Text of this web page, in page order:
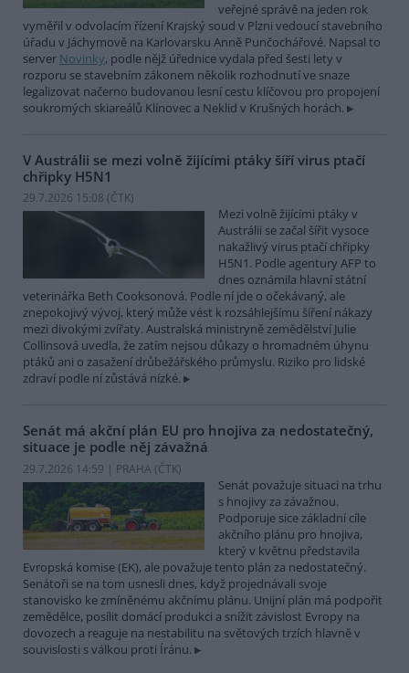
veřejné správě na jeden rok
vyměřil v odvolacím řízení Krajský soud v Plzni vedoucí stavebního
úřadu v Jáchymově na Karlovarsku Anně Punčochářové. Napsal to
server Novinky, podle nějž úřednice vydala před šesti lety v
rozporu se stavebním zákonem několik rozhodnutí ve snaze
legalizovat načerno budovanou lesní cestu klíčovou pro propojení
soukromých skiareálů Klínovec a Neklid v Krušných horách.
V Austrálii se mezi volně žijícími ptáky šíří virus ptačí
chřipky H5N1
29.7.2026 15:08 (ČTK)
Mezi volně žijícími ptáky v
Austrálii se začal šířit vysoce
nakažlivý virus ptačí chřipky
H5N1. Podle agentury AFP to
dnes oznámila hlavní státní
veterinářka Beth Cooksonová. Podle ní jde o očekávaný, ale
znepokojivý vývoj, který může vést k rozsáhlejšímu šíření nákazy
mezi divokými zvířaty. Australská ministryně zemědělství Julie
Collinsová uvedla, že zatím nejsou důkazy o hromadném úhynu
ptáků ani o zasažení drůbežářského průmyslu. Riziko pro lidské
zdraví podle ní zůstává nízké.
Senát má akční plán EU pro hnojiva za nedostatečný,
situace je podle něj závažná
29.7.2026 14:59 | PRAHA (ČTK)
Senát považuje situaci na trhu
s hnojivy za závažnou.
Podporuje sice základní cíle
akčního plánu pro hnojiva,
který v květnu představila
Evropská komise (EK), ale považuje tento plán za nedostatečný.
Senátoři se na tom usnesli dnes, když projednávali svoje
stanovisko ke zmíněnému akčnímu plánu. Unijní plán má podpořit
zemědělce, posílit domácí produkci a snížit závislost Evropy na
dovozech a reaguje na nestabilitu na světových trzích hlavně v
souvislosti s válkou proti Íránu.